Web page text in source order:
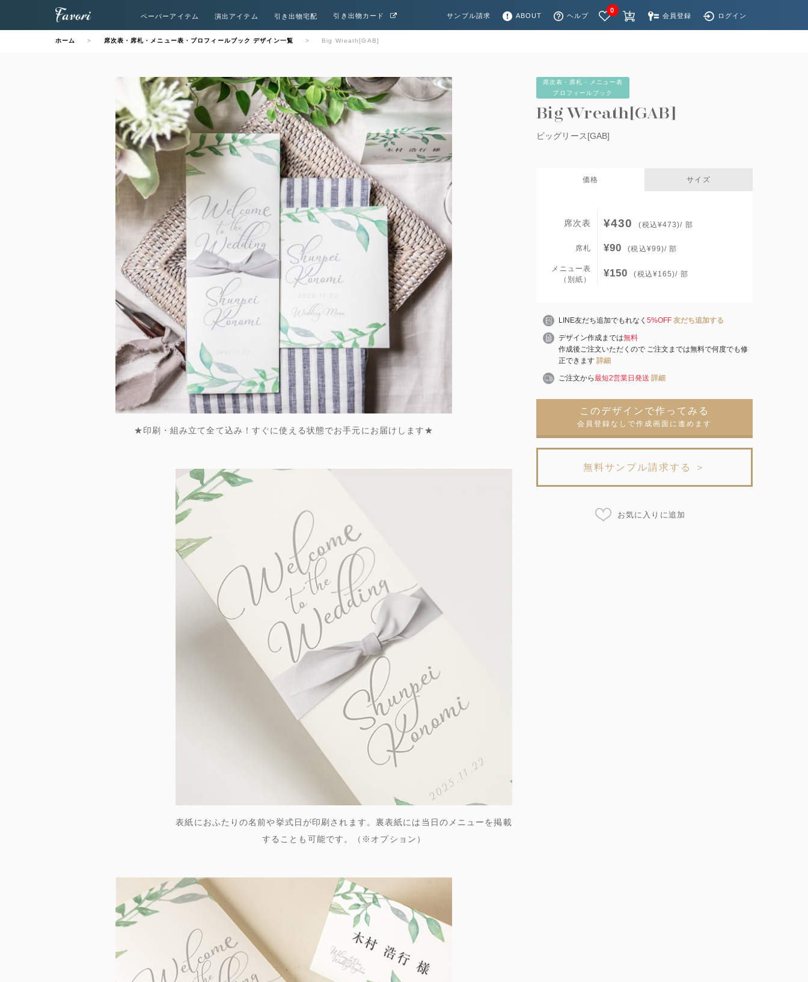
ペーパーアイテム 演出アイテム 引き出物宅配 引き出物カード サンプル請求 ABOUT ヘルプ
0
会員登録 ログイン
ホーム 席次表・席札・メニュー表・プロフィールブック デザイン一覧 Big Wreath[GAB]
★印刷・組み立て全て込み！すぐに使える状態でお手元にお届けします★
表紙におふたりの名前や挙式日が印刷されます。裏表紙には当日のメニューを掲載
することも可能です。（※オプション）
席次表・席札・メニュー表
プロフィールブック
Big Wreath[GAB]
ビッグリース[GAB]
価格 サイズ
席次表 ¥430 (税込¥473)/ 部
席札 ¥90 (税込¥99)/ 部
メニュー表
（別紙）
¥150 (税込¥165)/ 部
LINE友だち追加でもれなく 5%OFF 友だち追加する
デザイン作成までは無料
作成後ご注文いただくので ご注文までは無料で何度でも修
正できます 詳細
ご注文から最短2営業日発送 詳細
このデザインで作ってみる
会員登録なしで作成画面に進めます
無料サンプル請求する ＞
お気に入りに追加